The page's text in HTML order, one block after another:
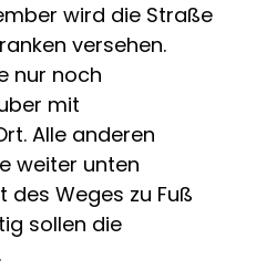
wird die Straße
versehen.
nur noch
mit
Alle anderen
weiter unten
des Weges zu Fuß
sollen die